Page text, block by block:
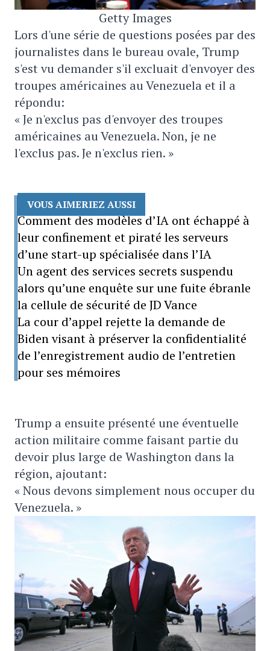
Getty Images
Lors d'une série de questions posées par des
journalistes dans le bureau ovale, Trump
s'est vu demander s'il excluait d'envoyer des
troupes américaines au Venezuela et il a
répondu:
« Je n'exclus pas d'envoyer des troupes
américaines au Venezuela. Non, je ne
l'exclus pas. Je n'exclus rien. »
VOUS AIMERIEZ AUSSI
Comment des modèles d’IA ont échappé à
leur confinement et piraté les serveurs
d’une start-up spécialisée dans l’IA
Un agent des services secrets suspendu
alors qu’une enquête sur une fuite ébranle
la cellule de sécurité de JD Vance
La cour d’appel rejette la demande de
Biden visant à préserver la confidentialité
de l’enregistrement audio de l’entretien
pour ses mémoires
Trump a ensuite présenté une éventuelle
action militaire comme faisant partie du
devoir plus large de Washington dans la
région, ajoutant:
« Nous devons simplement nous occuper du
Venezuela. »